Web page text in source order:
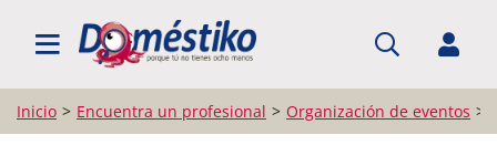
BUSCAR PROFESIONALES
Inicio Encuentra un profesional Organización de eventos